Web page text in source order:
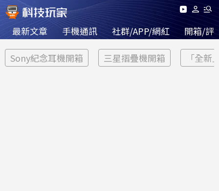
最新文章 手機通訊 社群/APP/網紅 開箱/評
Sony紀念耳機開箱 三星摺疊機開箱 「全新